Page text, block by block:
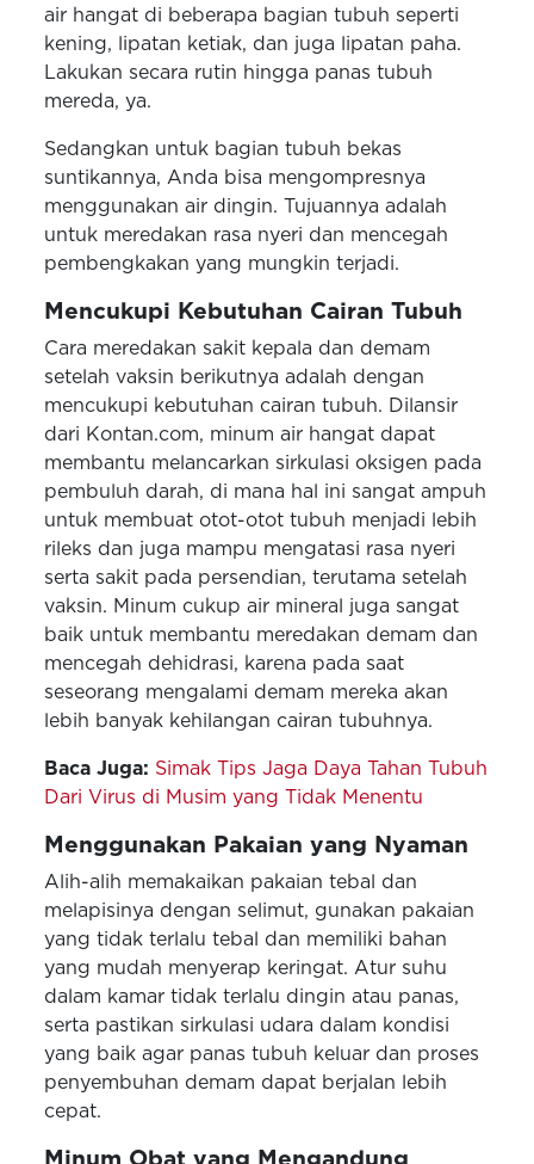
air hangat di beberapa bagian tubuh seperti
kening, lipatan ketiak, dan juga lipatan paha.
Lakukan secara rutin hingga panas tubuh
mereda, ya.
Sedangkan untuk bagian tubuh bekas
suntikannya, Anda bisa mengompresnya
menggunakan air dingin. Tujuannya adalah
untuk meredakan rasa nyeri dan mencegah
pembengkakan yang mungkin terjadi.
Mencukupi Kebutuhan Cairan Tubuh
Cara meredakan sakit kepala dan demam
setelah vaksin berikutnya adalah dengan
mencukupi kebutuhan cairan tubuh. Dilansir
dari Kontan.com, minum air hangat dapat
membantu melancarkan sirkulasi oksigen pada
pembuluh darah, di mana hal ini sangat ampuh
untuk membuat otot-otot tubuh menjadi lebih
rileks dan juga mampu mengatasi rasa nyeri
serta sakit pada persendian, terutama setelah
vaksin. Minum cukup air mineral juga sangat
baik untuk membantu meredakan demam dan
mencegah dehidrasi, karena pada saat
seseorang mengalami demam mereka akan
lebih banyak kehilangan cairan tubuhnya.
Baca Juga: Simak Tips Jaga Daya Tahan Tubuh
Dari Virus di Musim yang Tidak Menentu
Menggunakan Pakaian yang Nyaman
Alih-alih memakaikan pakaian tebal dan
melapisinya dengan selimut, gunakan pakaian
yang tidak terlalu tebal dan memiliki bahan
yang mudah menyerap keringat. Atur suhu
dalam kamar tidak terlalu dingin atau panas,
serta pastikan sirkulasi udara dalam kondisi
yang baik agar panas tubuh keluar dan proses
penyembuhan demam dapat berjalan lebih
cepat.